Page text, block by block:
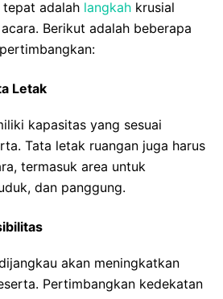
tepat adalah langkah krusial
acara. Berikut adalah beberapa
Letak
kapasitas yang sesuai
Tata letak ruangan juga harus
termasuk area untuk
dan panggung.
akan meningkatkan
Pertimbangkan kedekatan